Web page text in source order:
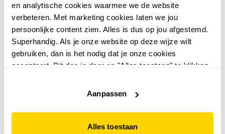
en analytische cookies waarmee we de website
verbeteren. Met marketing cookies laten we jou
persoonlijke content zien. Alles is dus op jou afgestemd.
Superhandig. Als je onze website op deze wijze wilt
gebruiken, dan is het nodig dat je onze cookies
accepteert. Dit doe je door op "Alles toestaan" te klikken.
website niet optimaal functioneert.
Aanpassen
Alles toestaan